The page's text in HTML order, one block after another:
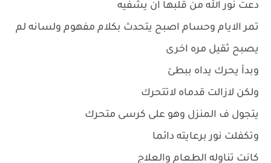
دعت نور الله من قلبها ان يشفيه
تمر الايام وحسام اصبح يتحدث بكلام مفهوم ولسانه لم
يصبح ثقيل مره اخرى
وبدأ يحرك يداه ببطئ
ولكن لازالت قدماه لاتتحرك
يتجول ف المنزل وهو على كرسى متحرك
وتكفلت نور برعايته دائما
كانت تناوله الطعام والعلاج